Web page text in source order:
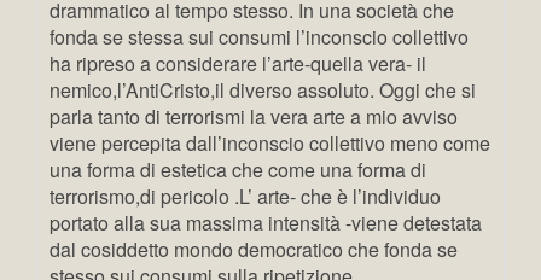
drammatico al tempo stesso. In una società che
fonda se stessa sui consumi l’inconscio collettivo
ha ripreso a considerare l’arte-quella vera- il
nemico,l’AntiCristo,il diverso assoluto. Oggi che si
parla tanto di terrorismi la vera arte a mio avviso
viene percepita dall’inconscio collettivo meno come
una forma di estetica che come una forma di
terrorismo,di pericolo .L’ arte- che è l’individuo
portato alla sua massima intensità -viene detestata
dal cosiddetto mondo democratico che fonda se